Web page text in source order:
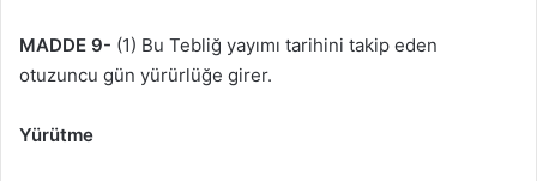
MADDE 9- (1) Bu Tebliğ yayımı tarihini takip eden
otuzuncu gün yürürlüğe girer.
Yürütme